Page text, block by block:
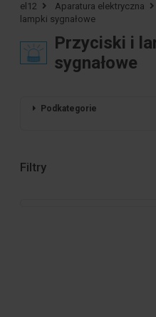
el12 Aparatura elektryczna
lampki sygnałowe
Przyciski i
sygnałowe
Podkategorie
Filtry